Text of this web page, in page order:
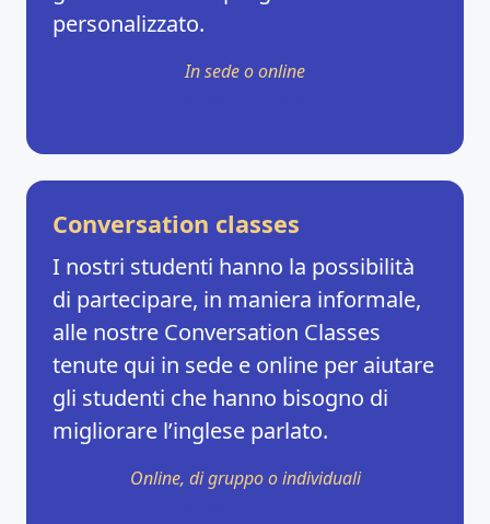
personalizzato.
In sede o online
Conversation classes
I nostri studenti hanno la possibilità
di partecipare, in maniera informale,
alle nostre Conversation Classes
tenute qui in sede e online per aiutare
gli studenti che hanno bisogno di
migliorare l’inglese parlato.
Online, di gruppo o individuali